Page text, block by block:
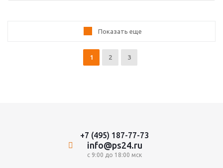
Показать еще
1 2 3
+7 (495) 187-77-73
info@ps24.ru
с 9:00 до 18:00 мск